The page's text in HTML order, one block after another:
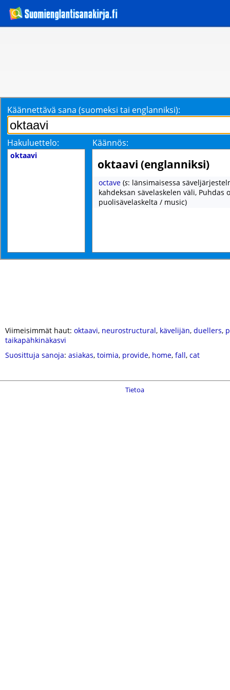
Käännettävä sana (suomeksi tai englanniksi):
Hakuluettelo: Käännös:
oktaavi
oktaavi (englanniksi)
octave (s: länsimaisessa
kahdeksan sävelaskelen väli, Puhdas
puolisävelaskelta / music)
Viimeisimmät haut: oktaavi, neurostructural, kävelijän, duellers,
taikapähkinäkasvi
Suosittuja sanoja: asiakas, toimia, provide, home, fall, cat
Tietoa